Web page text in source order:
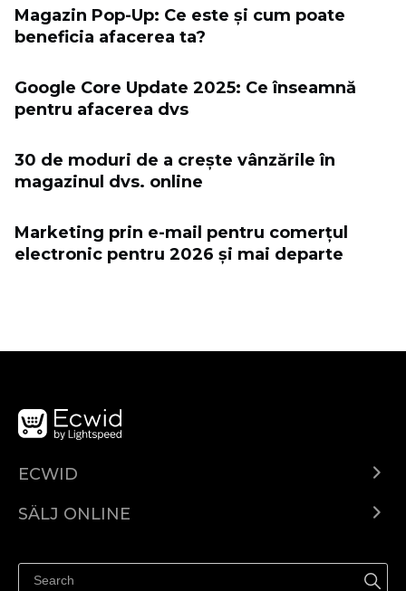
Magazin Pop-Up: Ce este și cum poate
beneficia afacerea ta?
Google Core Update 2025: Ce înseamnă
pentru afacerea dvs
30 de moduri de a crește vânzările în
magazinul dvs. online
Marketing prin e-mail pentru comerțul
electronic pentru 2026 și mai departe
ECWID
Pris
SÄLJ ONLINE
Sälj på Facebook